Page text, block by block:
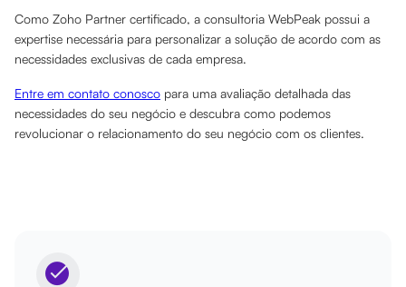
Como Zoho Partner certificado, a consultoria WebPeak possui a
expertise necessária para personalizar a solução de acordo com as
necessidades exclusivas de cada empresa.
Entre em contato conosco para uma avaliação detalhada das
necessidades do seu negócio e descubra como podemos
revolucionar o relacionamento do seu negócio com os clientes.